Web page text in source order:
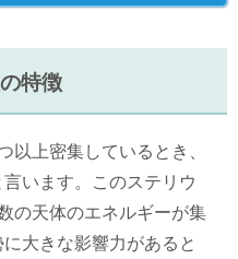
特徴
上密集しているとき、
います。このステリウ
の天体のエネルギーが集
大きな影響力があると